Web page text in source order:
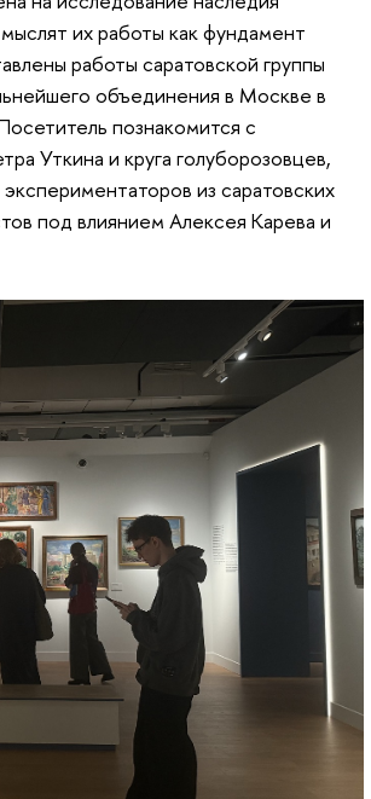
их работы как фундамент
работы саратовской группы
объединения в Москве в
познакомится с
Уткина и круга голуборозовцев,
из саратовских
под влиянием Алексея Карева и